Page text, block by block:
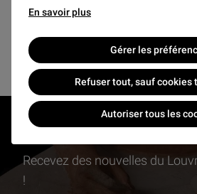
En savoir plus
Gérer les
Refuser tout, sauf cookies
Autoriser tous les
RESTONS EN CONTACT
Recevez des nouvelles du
!